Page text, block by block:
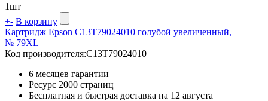
1шт
+- В корзину
Картридж Epson C13T79024010 голубой увеличенный,
№ 79XL
Код производителя:C13T79024010
6 месяцев гарантии
Ресурс 2000 страниц
Бесплатная и быстрая доставка на 12 августа